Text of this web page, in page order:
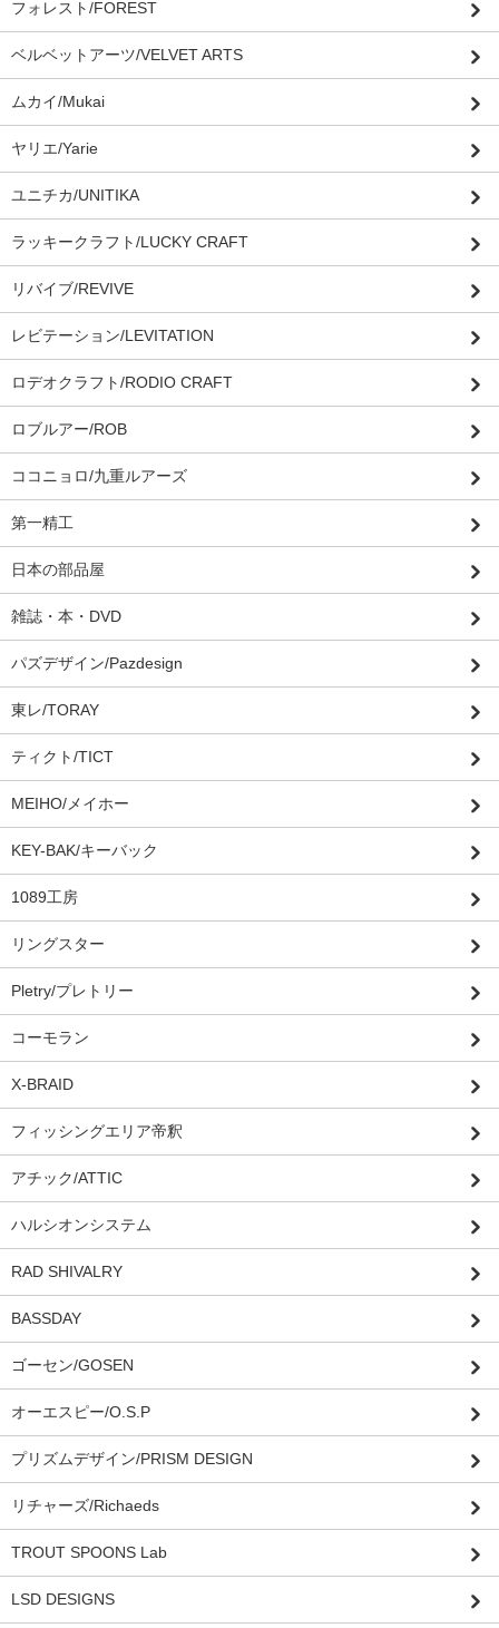
フォレスト/FOREST
ベルベットアーツ/VELVET ARTS
ムカイ/Mukai
ヤリエ/Yarie
ユニチカ/UNITIKA
ラッキークラフト/LUCKY CRAFT
リバイブ/REVIVE
レビテーション/LEVITATION
ロデオクラフト/RODIO CRAFT
ロブルアー/ROB
ココニョロ/九重ルアーズ
第一精工
日本の部品屋
雑誌・本・DVD
パズデザイン/Pazdesign
東レ/TORAY
ティクト/TICT
MEIHO/メイホー
KEY-BAK/キーバック
1089工房
リングスター
Pletry/プレトリー
コーモラン
X-BRAID
フィッシングエリア帝釈
アチック/ATTIC
ハルシオンシステム
RAD SHIVALRY
BASSDAY
ゴーセン/GOSEN
オーエスピー/O.S.P
プリズムデザイン/PRISM DESIGN
リチャーズ/Richaeds
TROUT SPOONS Lab
LSD DESIGNS